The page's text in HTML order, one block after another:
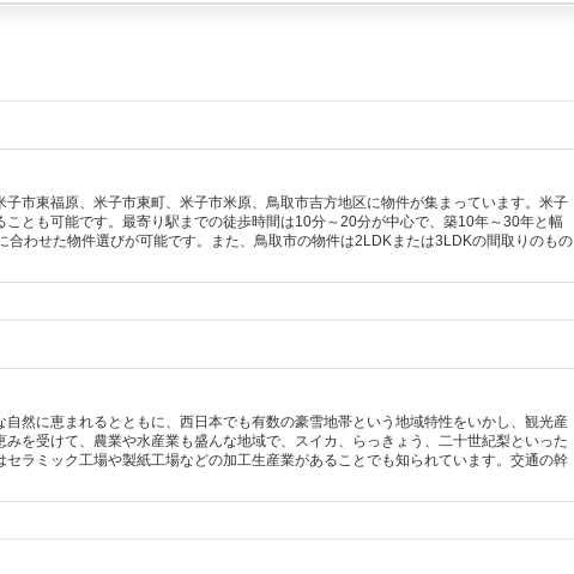
市東福原、米子市東町、米子市米原、鳥取市吉方地区に物件が集まっています。米子
とも可能です。最寄り駅までの徒歩時間は10分～20分が中心で、築10年～30年と幅
わせた物件選びが可能です。また、鳥取市の物件は2LDKまたは3LDKの間取りのもの
然に恵まれるとともに、西日本でも有数の豪雪地帯という地域特性をいかし、観光産
を受けて、農業や水産業も盛んな地域で、スイカ、らっきょう、二十世紀梨といった
ラミック工場や製紙工場などの加工生産業があることでも知られています。交通の幹